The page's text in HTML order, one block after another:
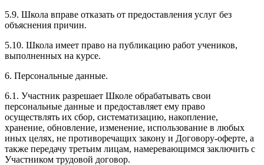
5.9. Школа вправе отказать от предоставления услуг без
объяснения причин.
5.10. Школа имеет право на публикацию работ учеников,
выполненных на курсе.
6. Персональные данные.
6.1. Участник разрешает Школе обрабатывать свои
персональные данные и предоставляет ему право
осуществлять их сбор, систематизацию, накопление,
хранение, обновление, изменение, использование в любых
иных целях, не противоречащих закону и Договору-оферте, а
также передачу третьим лицам, намеревающимся заключить с
Участником трудовой договор.